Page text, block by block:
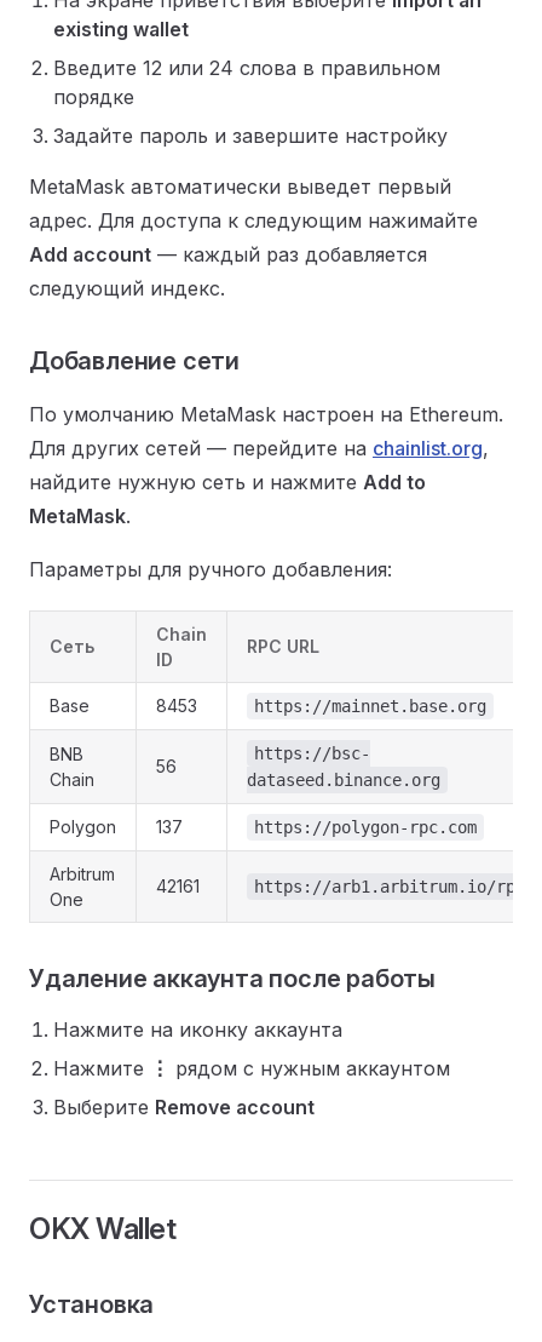
existing wallet
Введите 12 или 24 слова в правильном
порядке
Задайте пароль и завершите настройку
MetaMask автоматически выведет первый
адрес. Для доступа к следующим нажимайте
Add account — каждый раз добавляется
следующий индекс.
Добавление сети
По умолчанию MetaMask настроен на Ethereum.
Для других сетей — перейдите на chainlist.org,
найдите нужную сеть и нажмите Add to
MetaMask.
Параметры для ручного добавления:
Сеть
Chain
ID
RPC URL
Base 8453 https://mainnet.base.org
BNB
Chain
56
https://bsc-
dataseed.binance.org
Polygon 137 https://polygon-rpc.com
Arbitrum
One
42161 https://arb1.arbitrum.io/rpc
Удаление аккаунта после работы
Нажмите на иконку аккаунта
Нажмите
⋮ рядом с нужным аккаунтом
Выберите Remove account
OKX Wallet
Установка